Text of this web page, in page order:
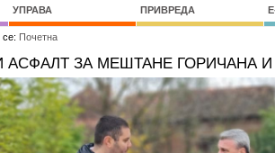
УПРАВА ПРИВРЕДА
се: Почетна
АСФАЛТ ЗА МЕШТАНЕ ГОРИЧАНА